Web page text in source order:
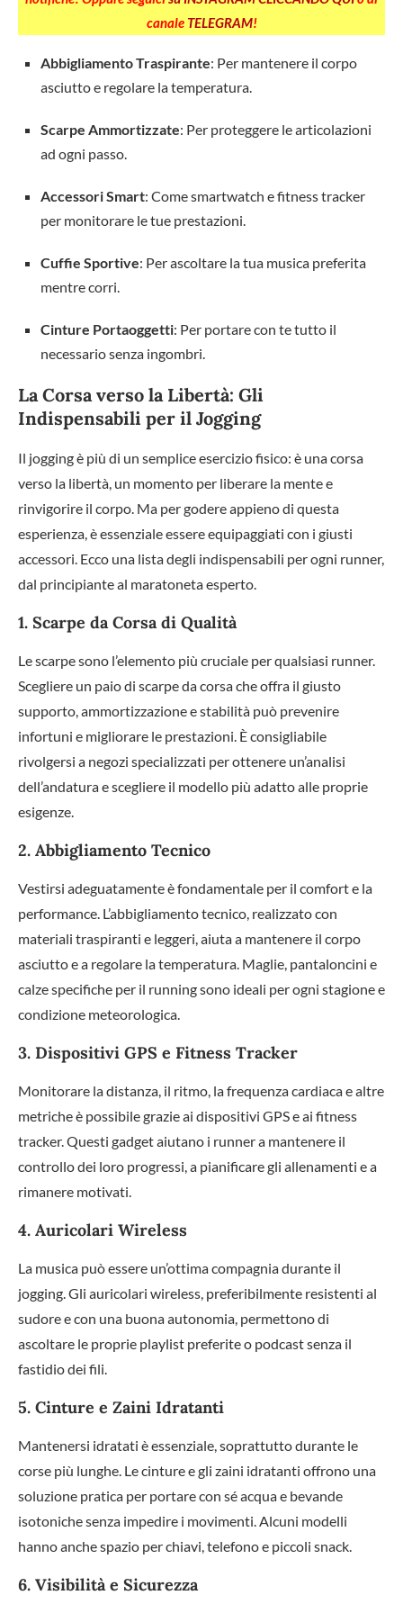
canale TELEGRAM!
Abbigliamento Traspirante: Per mantenere il corpo
asciutto e regolare la temperatura.
Scarpe Ammortizzate: Per proteggere le articolazioni
ad ogni passo.
Accessori Smart: Come smartwatch e fitness tracker
per monitorare le tue prestazioni.
Cuffie Sportive: Per ascoltare la tua musica preferita
mentre corri.
Cinture Portaoggetti: Per portare con te tutto il
necessario senza ingombri.
La Corsa verso la Libertà: Gli
Indispensabili per il Jogging
Il jogging è più di un semplice esercizio fisico: è una corsa
verso la libertà, un momento per liberare la mente e
rinvigorire il corpo. Ma per godere appieno di questa
esperienza, è essenziale essere equipaggiati con i giusti
accessori. Ecco una lista degli indispensabili per ogni runner,
dal principiante al maratoneta esperto.
1. Scarpe da Corsa di Qualità
Le scarpe sono l’elemento più cruciale per qualsiasi runner.
Scegliere un paio di scarpe da corsa che offra il giusto
supporto, ammortizzazione e stabilità può prevenire
infortuni e migliorare le prestazioni. È consigliabile
rivolgersi a negozi specializzati per ottenere un’analisi
dell’andatura e scegliere il modello più adatto alle proprie
esigenze.
2. Abbigliamento Tecnico
Vestirsi adeguatamente è fondamentale per il comfort e la
performance. L’abbigliamento tecnico, realizzato con
materiali traspiranti e leggeri, aiuta a mantenere il corpo
asciutto e a regolare la temperatura. Maglie, pantaloncini e
calze specifiche per il running sono ideali per ogni stagione e
condizione meteorologica.
3. Dispositivi GPS e Fitness Tracker
Monitorare la distanza, il ritmo, la frequenza cardiaca e altre
metriche è possibile grazie ai dispositivi GPS e ai fitness
tracker. Questi gadget aiutano i runner a mantenere il
controllo dei loro progressi, a pianificare gli allenamenti e a
rimanere motivati.
4. Auricolari Wireless
La musica può essere un’ottima compagnia durante il
jogging. Gli auricolari wireless, preferibilmente resistenti al
sudore e con una buona autonomia, permettono di
ascoltare le proprie playlist preferite o podcast senza il
fastidio dei fili.
5. Cinture e Zaini Idratanti
Mantenersi idratati è essenziale, soprattutto durante le
corse più lunghe. Le cinture e gli zaini idratanti offrono una
soluzione pratica per portare con sé acqua e bevande
isotoniche senza impedire i movimenti. Alcuni modelli
hanno anche spazio per chiavi, telefono e piccoli snack.
6. Visibilità e Sicurezza